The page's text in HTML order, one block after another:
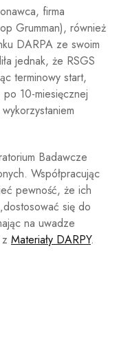
firma
Grumman), również
DARPA ze swoim
jednak, że RSGS
terminowy start,
10-miesięcznej
Badawcze
Współpracując
pewność, że ich
się do
na uwadze
Materiały DARPY.